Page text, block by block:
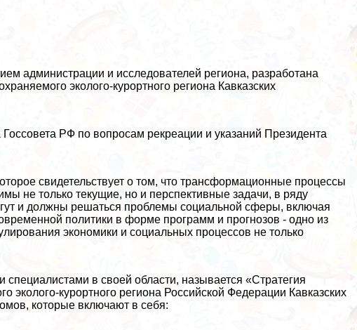
администрации и исследователей региона, разработана
эколого-курортного региона Кавказских
РФ по вопросам рекреации и указаний Президента
свидетельствует о том, что трaнcформационные процессы
не только текущие, но и перспективные задачи, в ряду
и должны решаться проблемы социальной сферы, включая
политики в форме программ и прогнозов - одно из
экономики и социальных процессов не только
в своей области, называется «Стратегия
эколого-курортного региона Российской Федерации Кавказских
которые включают в себя: